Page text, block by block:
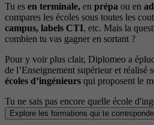
Tu es en terminale, en prépa ou en
compares les écoles sous toutes les
campus, labels CTI, etc. Mais la
combien tu vas gagner en sortant ?
Pour y voir plus clair, Diplomeo a
de l’Enseignement supérieur et réalisé
écoles d’ingénieurs qui proposent le
Tu ne sais pas encore quelle école
Explore les formations qui te